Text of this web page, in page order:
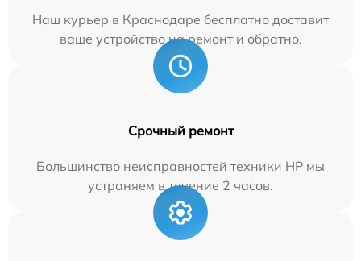
Наш курьер в Краснодаре бесплатно доставит
ваше устройство на ремонт и обратно.
Срочный ремонт
Большинство неисправностей техники HP мы
устраняем в течение 2 часов.